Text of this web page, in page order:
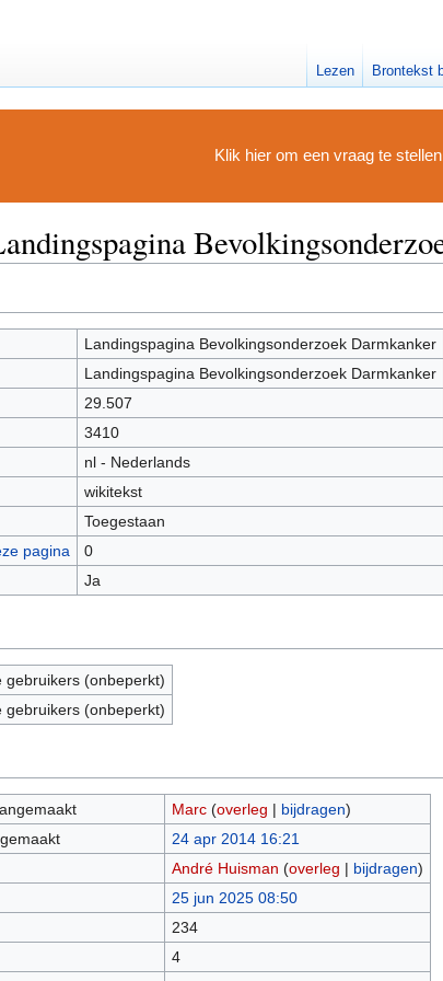
Klik hier om een vraag te
Landingspagina Bevolkingsonderzoek Darmkanker
Landingspagina Bevolkingsonderzoek Darmkanker
29.507
3410
nl - Nederlands
wikitekst
Toegestaan
pagina
0
Ja
gebruikers (onbeperkt)
gebruikers (onbeperkt)
Marc (overleg | bijdragen)
24 apr 2014 16:21
André Huisman (overleg | bijdragen)
25 jun 2025 08:50
234
4
Lezen Brontekst